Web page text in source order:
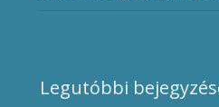
Legutóbbi